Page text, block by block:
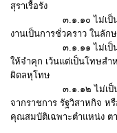
สุราเรื้อรัง
๓.๑.๑๐ ไม่เป็นผู้อยู่ร
งานเป็นการชั่วคราว ในลั
๓.๑.๑๑ ไม่เป็นผู้เคย
ให้จำคุก เว้นแต่เป็นโทษส
ผิดลหุโทษ
๓.๑.๑๒ ไม่เป็นผู้เคย
จากราชการ รัฐวิสาหกิจ ห
คุณสมบัติเฉพาะตำแหน่ง ต